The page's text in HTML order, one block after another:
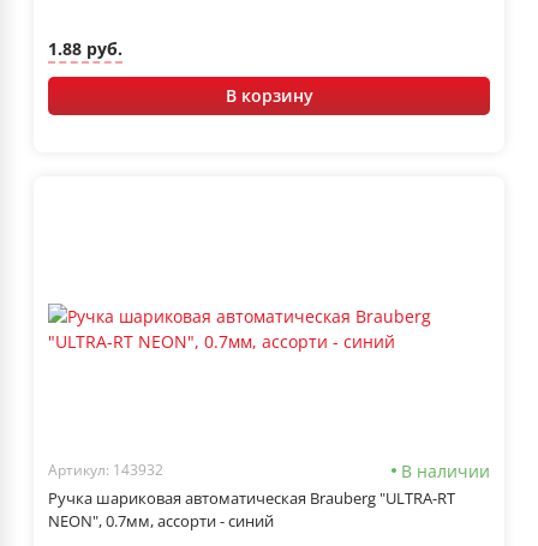
1.88 руб.
В корзину
Артикул: 143932 В наличии
Ручка шариковая автоматическая Brauberg "ULTRA-RT
NEON", 0.7мм, ассорти - синий